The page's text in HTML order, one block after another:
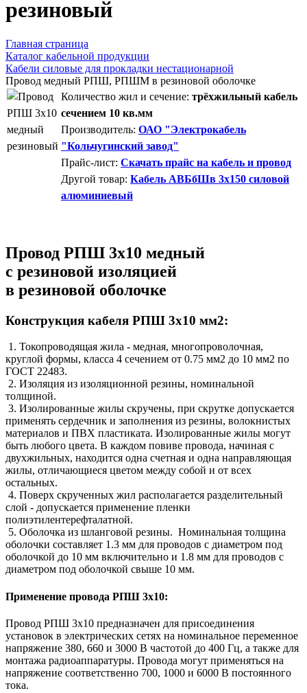
резиновый
Главная страница
Каталог кабельной продукции
Кабели силовые для прокладки нестационарной
Провод медный РПШ, РПШМ в резиновой оболочке
Количество жил и сечение: трёхжильный кабель
сечением 10 кв.мм
Производитель: ОАО "Электрокабель
"Кольчугинский завод"
Прайс-лист: Скачать прайс на кабель и провод
Другой товар: Кабель АВБбШв 3х150 силовой
алюминиевый
Провод РПШ 3х10 медный
с резиновой изоляцией
в резиновой оболочке
Конструкция кабеля РПШ 3х10 мм2:
1. Токопроводящая жила - медная, многопроволочная,
круглой формы, класса 4 сечением от 0.75 мм2 до 10 мм2 по
ГОСТ 22483.
2. Изоляция из изоляционной резины, номинальной
толщиной.
3. Изолированные жилы скручены, при скрутке допускается
применять сердечник и заполнения из резины, волокнистых
материалов и ПВХ пластиката. Изолированные жилы могут
быть любого цвета. В каждом повиве провода, начиная с
двухжильных, находится одна счетная и одна направляющая
жилы, отличающиеся цветом между собой и от всех
остальных.
4. Поверх скрученных жил располагается разделительный
слой - допускается применение пленки
полиэтилентерефталатной.
5. Оболочка из шланговой резины. Номинальная толщина
оболочки составляет 1.3 мм для проводов с диаметром под
оболочкой до 10 мм включительно и 1.8 мм для проводов с
диаметром под оболочкой свыше 10 мм.
Применение провода РПШ 3х10:
Провод РПШ 3х10 предназначен для присоединения
установок в электрических сетях на номинальное переменное
напряжение 380, 660 и 3000 В частотой до 400 Гц, а также для
монтажа радиоаппаратуры. Провода могут применяться на
напряжение соответственно 700, 1000 и 6000 В постоянного
тока.